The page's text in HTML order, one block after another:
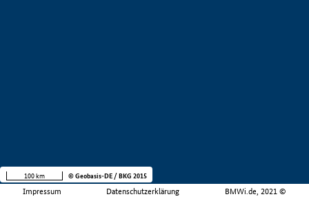
Impressum Datenschutzerklärung BMWi.de, 2021 ©
100 km © Geobasis-DE / BKG 2015